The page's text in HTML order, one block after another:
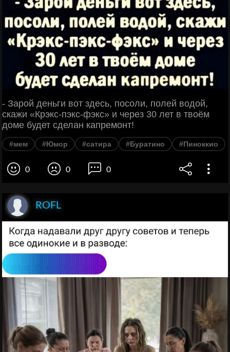
- Зарой деньги вот здесь, посоли, полей водой,
скажи «Крэкс-пэкс-фэкс» и через 30 лет в твоём
доме будет сделан капремонт!
#мем #Юмор #сатира #Буратино #Пиноккио
0 0 0
ROFL